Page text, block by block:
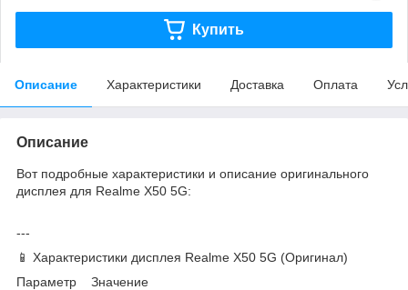
Купить
Описание Характеристики Доставка Оплата
Описание
Вот подробные характеристики и описание оригинального
дисплея для Realme X50 5G:
---
📱 Характеристики дисплея Realme X50 5G (Оригинал)
Параметр Значение